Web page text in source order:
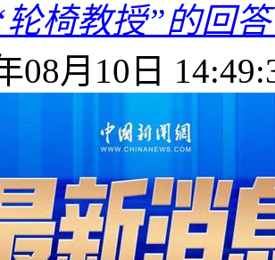
轮椅教授”的回
08月10日